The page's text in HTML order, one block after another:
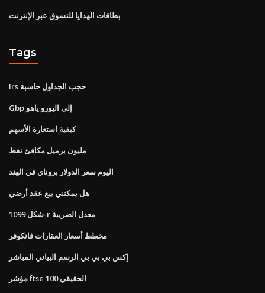
بطاقات الهدايا للتسوق عبر الإنترنت
Tags
Irs حجب الجداول حاسبة
Gbp إلى اليورو ياهو
كيفية استعارة الأسهم
مليون برميل مكافئ نفط
اليوم سعر الدولار بروناي في الهند
هل يمكنني بيع عقد أرضي
شكل 1099-r معدل الضريبة
مخطط أسعار العقارات فانكوفر
إكس بي بي بي الرسم البياني المباشر
مؤشر ftse 100 الحقيقي